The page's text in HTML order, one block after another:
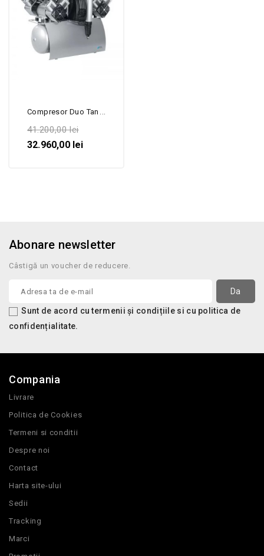
Compresor Duo Tandem cu un...
41.200,00 lei
32.960,00 lei
Abonare newsletter
Câstigă un voucher de reducere.
Sunt de acord cu termenii și condițiile si cu politica de
confidențialitate.
Compania
Livrare
Politica de Cookies
Termeni si conditii
Despre noi
Contact
Harta site-ului
Sedii
Tracking
Marci